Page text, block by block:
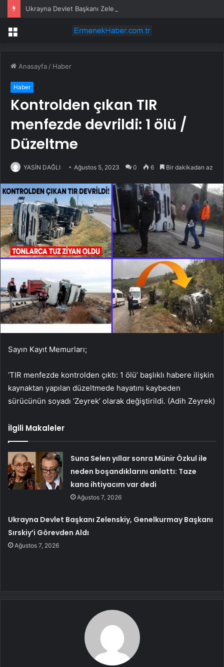
Menü
Anasayfa / Haber
Haber
Kontrolden çıkan TIR
menfezde devrildi: 1 ölü /
Düzeltme
YASİN DAĞLI Ağustos 5, 2023 0 6 Bir dakikadan az
Sayın Kayıt Memurları;
‘TIR menfezde kontrolden çıktı: 1 ölü’ başlıklı habere ilişkin
kaynaktan yapılan düzeltmede hayatını kaybeden
sürücünün soyadı ‘Zeyrek’ olarak değiştirildi. (Adih Zeyrek)
İlgili Makaleler
Suna Selen yıllar sonra Münir Özkul ile
neden boşandıklarını anlattı: Taze
kana ihtiyacım var dedi
Ağustos 7, 2026
Ukrayna Devlet Başkanı Zelenskiy, Genelkurmay Başkanı
Sırskiy’i Görevden Aldı
Ağustos 7, 2026